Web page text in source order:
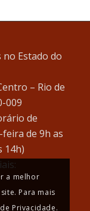
Estado do
– Rio de
009
de
de 9h as
14h)
a melhor
Para mais
Privacidade.